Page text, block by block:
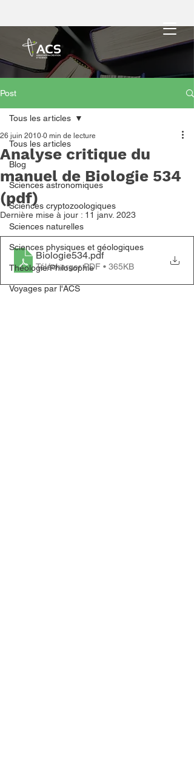
Post
Tous les articles
Blog
Sciences astronomiques
Sciences cryptozoologiques
Sciences naturelles
Sciences physiques et géologiques
Théologie/Philosophie
Voyages par l'ACS
Tous les articles
Analyse critique du
manuel de Biologie 534
(pdf)
26 juin 2010 0 min de lecture
Dernière mise à jour : 11 janv. 2023
Biologie534.pdf
Télécharger PDF • 365KB